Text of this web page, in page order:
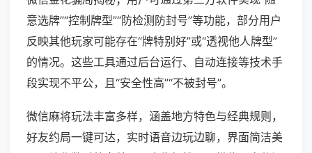
意选牌”“控制牌型”“防检测防封号”等功能，部分用户
反映其他玩家可能存在“牌特别好”或“透视他人牌型”
的情况。这些工具通过后台运行、自动连接等技术手
段实现不平公，且“安全性高”“不被封号”。
微信麻将玩法丰富多样，涵盖地方特色与经典规则，
好友约局一键可达，实时语音边玩边聊，界面简洁美